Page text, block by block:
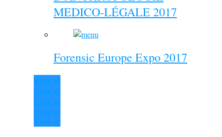
MEDICO-LÉGALE 2017
Forensic Europe Expo 2017
View all
View all
View all
View all
View all